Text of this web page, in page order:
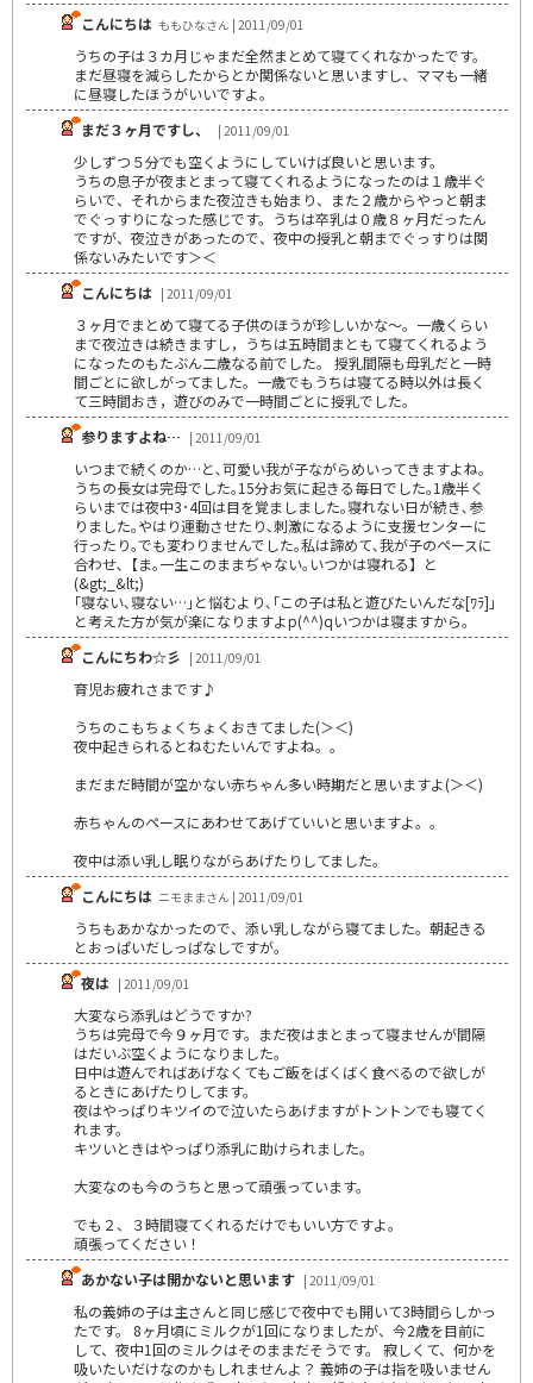
こんにちは ももひなさん | 2011/09/01
うちの子は３カ月じゃまだ全然まとめて寝てくれなかったです。
まだ昼寝を減らしたからとか関係ないと思いますし、ママも一緒
に昼寝したほうがいいですよ。
まだ３ヶ月ですし、
| 2011/09/01
少しずつ５分でも空くようにしていけば良いと思います。
うちの息子が夜まとまって寝てくれるようになったのは１歳半ぐ
らいで、それからまた夜泣きも始まり、また２歳からやっと朝ま
でぐっすりになった感じです。うちは卒乳は０歳８ヶ月だったん
ですが、夜泣きがあったので、夜中の授乳と朝までぐっすりは関
係ないみたいです＞＜
こんにちは | 2011/09/01
３ヶ月でまとめて寝てる子供のほうが珍しいかな～。一歳くらい
まで夜泣きは続きますし，うちは五時間まともて寝てくれるよう
になったのもたぶん二歳なる前でした。 授乳間隔も母乳だと一時
間ごとに欲しがってました。一歳でもうちは寝てる時以外は長く
て三時間おき，遊びのみで一時間ごとに授乳でした。
参りますよね… | 2011/09/01
いつまで続くのか…と､可愛い我が子ながらめいってきますよね｡
うちの長女は完母でした｡15分お気に起きる毎日でした｡1歳半く
らいまでは夜中3･4回は目を覚ましました｡寝れない日が続き､参
りました｡やはり運動させたり､刺激になるように支援センターに
行ったり｡でも変わりませんでした｡私は諦めて､我が子のペースに
合わせ､【ま｡一生このままぢゃない｡いつかは寝れる】と
(&gt;_&lt;)
｢寝ない､寝ない…｣と悩むより､｢この子は私と遊びたいんだな[ﾜﾗ]｣
と考えた方が気が楽になりますよp(^^)qいつかは寝ますから｡
こんにちわ☆彡 | 2011/09/01
育児お疲れさまです♪
うちのこもちょくちょくおきてました(＞＜)
夜中起きられるとねむたいんですよね。。
まだまだ時間が空かない赤ちゃん多い時期だと思いますよ(＞＜)
赤ちゃんのペースにあわせてあげていいと思いますよ。。
夜中は添い乳し眠りながらあげたりしてました。
こんにちは ニモままさん | 2011/09/01
うちもあかなかったので、添い乳しながら寝てました。朝起きる
とおっぱいだしっぱなしですが。
夜は | 2011/09/01
大変なら添乳はどうですか?
うちは完母で今９ヶ月です。まだ夜はまとまって寝ませんが間隔
はだいぶ空くようになりました。
日中は遊んでればあげなくてもご飯をばくばく食べるので欲しが
るときにあげたりしてます。
夜はやっぱりキツイので泣いたらあげますがトントンでも寝てく
れます。
キツいときはやっぱり添乳に助けられました。
大変なのも今のうちと思って頑張っています。
でも２、３時間寝てくれるだけでもいい方ですよ。
頑張ってください！
あかない子は開かないと思います | 2011/09/01
私の義姉の子は主さんと同じ感じで夜中でも開いて3時間らしかっ
たです。 8ヶ月頃にミルクが1回になりましたが、今2歳を目前に
して、夜中1回のミルクはそのままだそうです。 寂しくて、何かを
吸いたいだけなのかもしれませんよ？ 義姉の子は指を吸いません